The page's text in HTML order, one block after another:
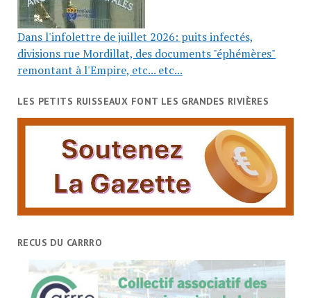
Dans l'infolettre de juillet 2026: puits infectés,
divisions rue Mordillat, des documents "éphémères"
remontant à l'Empire, etc... etc...
LES PETITS RUISSEAUX FONT LES GRANDES RIVIÈRES
RECUS DU CARRRO